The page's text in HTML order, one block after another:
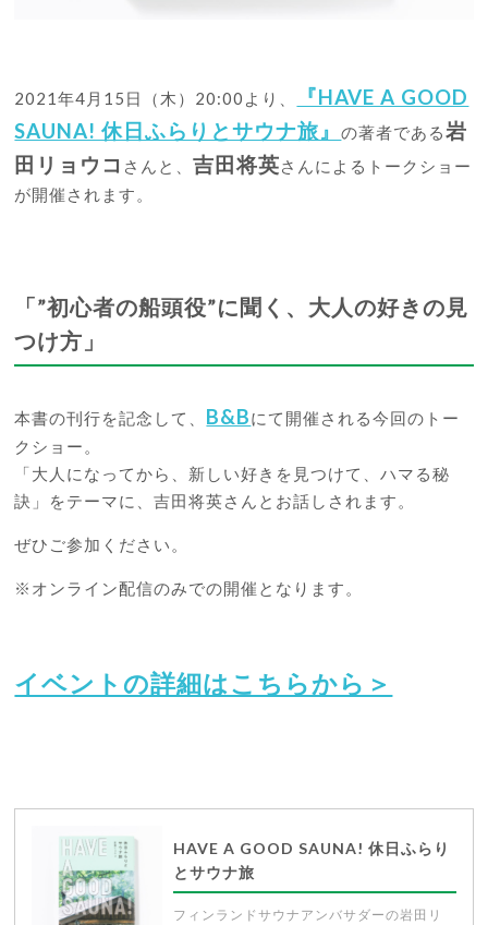
2021年4月15日（木）20:00より、
『HAVE A GOOD
SAUNA! 休日ふらりとサウナ旅』の著者である岩
田リョウコ さんと、吉田将英さんによるトークショー
が開催されます。
「”初心者の船頭役”に聞く、大人の好きの見
つけ方」
本書の刊行を記念して、 B&Bにて開催される今回のトー
クショー。
「大人になってから、新しい好きを見つけて、ハマる秘
訣」をテーマに、吉田将英さんとお話しされます。
ぜひご参加ください。
※オンライン配信のみでの開催となります。
イベントの詳細はこちらから＞
HAVE A GOOD SAUNA! 休日ふらり
とサウナ旅
フィンランドサウナアンバサダーの岩田リ